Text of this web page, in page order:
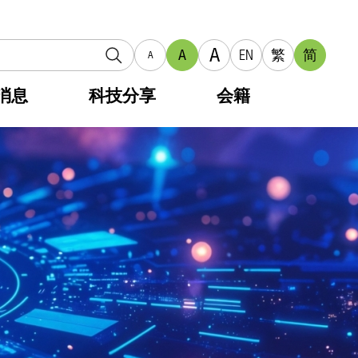
A A A EN 繁 简
息 科技分享 会籍